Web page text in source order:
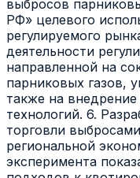
выбросов
РФ» целевого
регулируемого
деятельности
направленной на
парниковых газов,
также на
технологий. 6.
торговли
региональной
эксперимента